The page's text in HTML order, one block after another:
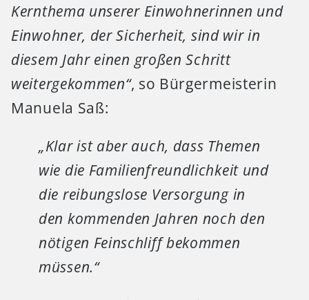
Kernthema unserer Einwohnerinnen und
Einwohner, der Sicherheit, sind wir in
diesem Jahr einen großen Schritt
weitergekommen“, so Bürgermeisterin
Manuela Saß:
„Klar ist aber auch, dass Themen
wie die Familienfreundlichkeit und
die reibungslose Versorgung in
den kommenden Jahren noch den
nötigen Feinschliff bekommen
müssen.“